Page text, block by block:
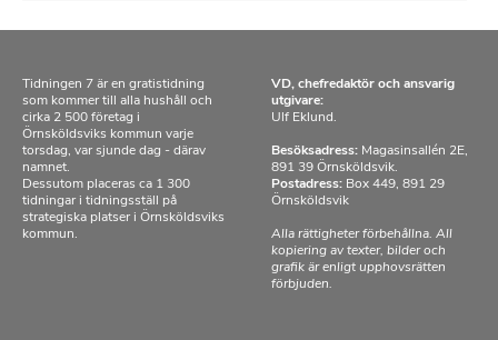
Tidningen 7 är en gratistidning
som kommer till alla hushåll och
cirka 2 500 företag i
Örnsköldsviks kommun varje
torsdag, var sjunde dag - därav
namnet.
Dessutom placeras ca 1 300
tidningar i tidningsställ på
strategiska platser i Örnsköldsviks
kommun.
VD, chefredaktör och ansvarig
utgivare:
Ulf Eklund.
Besöksadress: Magasinsallén 2E,
891 39 Örnsköldsvik.
Postadress: Box 449, 891 29
Örnsköldsvik
Alla rättigheter förbehållna. All
kopiering av texter, bilder och
grafik är enligt upphovsrätten
förbjuden.